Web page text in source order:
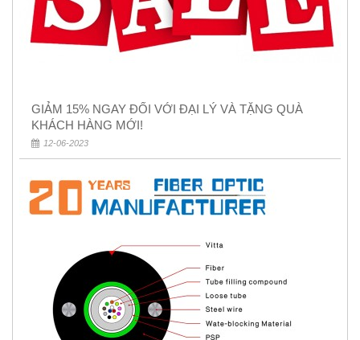
GIẢM 15% NGAY ĐỐI VỚI ĐẠI LÝ VÀ TẶNG QUÀ
KHÁCH HÀNG MỚI!
12-06-2023